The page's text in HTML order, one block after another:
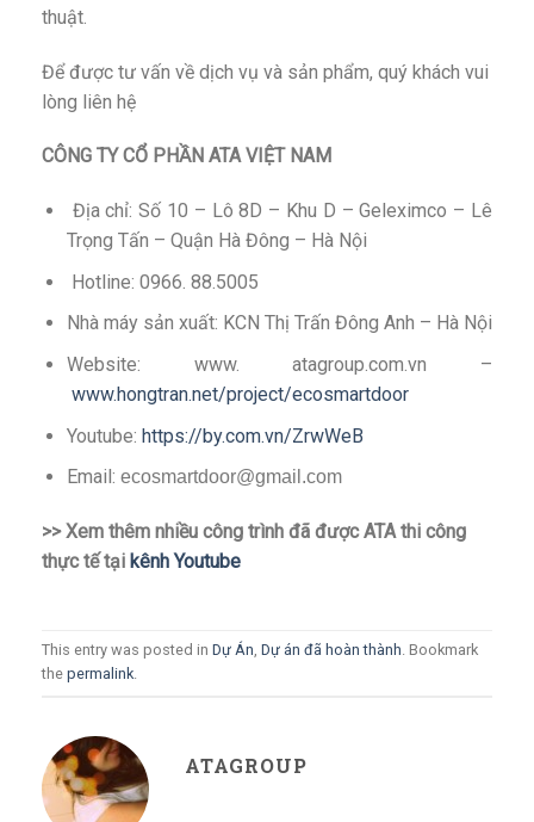
thuật.
Để được tư vấn về dịch vụ và sản phẩm, quý khách vui
lòng liên hệ
CÔNG TY CỔ PHẦN ATA VIỆT NAM
Địa chỉ: Số 10 – Lô 8D – Khu D – Geleximco – Lê
Trọng Tấn – Quận Hà Đông – Hà Nội
Hotline: 0966. 88.5005
Nhà máy sản xuất: KCN Thị Trấn Đông Anh – Hà Nội
Website: www. atagroup.com.vn –
www.hongtran.net/project/ecosmartdoor
Youtube: https://by.com.vn/ZrwWeB
Email: ecosmartdoor@gmail.com
>> Xem thêm nhiều công trình đã được ATA thi công
thực tế tại kênh Youtube
This entry was posted in Dự Án, Dự án đã hoàn thành. Bookmark
the permalink.
ATAGROUP